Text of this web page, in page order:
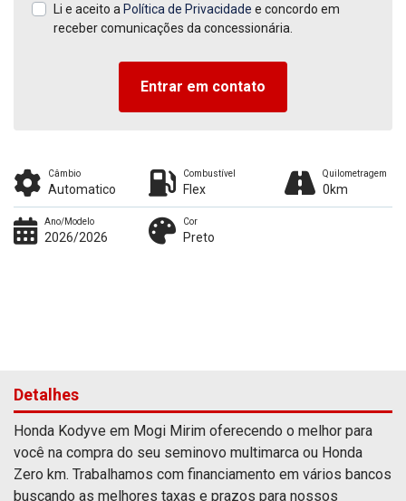
Li e aceito a Política de Privacidade e concordo em
receber comunicações da concessionária.
Entrar em contato
Câmbio
Automatico
Combustível
Flex
Quilometragem
0km
Ano/Modelo
2026/2026
Cor
Preto
Detalhes
Honda Kodyve em Mogi Mirim oferecendo o melhor para
você na compra do seu seminovo multimarca ou Honda
Zero km. Trabalhamos com financiamento em vários bancos
buscando as melhores taxas e prazos para nossos